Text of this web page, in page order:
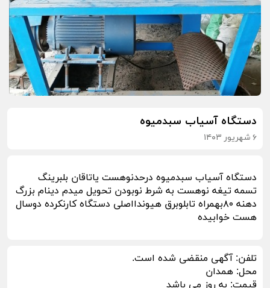
دستگاه آسیاب سبدمیوه
۶ شهریور ۱۴۰۳
دستگاه آسیاب سبدمیوه درحدنوهست یاتاقان بلبرینگ
تسمه تیغه نوهست به شرط نوبودن تحویل میدم دینام بزرگ
دهنه ۸۰بهمراه تابلوبرق هیوندااصلی دستگاه کارنکرده دوسال
هست خوابیده
تلفن:آگهی منقضی شده است.
محل: همدان
قیمت: به روز می باشد